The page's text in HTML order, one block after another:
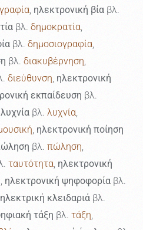
, ηλεκτρονική βία βλ.
βλ. δημοκρατία,
βλ. δημοσιογραφία,
βλ. διακυβέρνηση,
διεύθυνση, ηλεκτρονική
εκπαίδευση βλ.
βλ. λυχνία,
, ηλεκτρονική ποίηση
βλ. πώληση,
ταυτότητα, ηλεκτρονική
, ηλεκτρονική ψηφοφορία βλ.
κλειδαριά βλ.
τάξη βλ. τάξη,